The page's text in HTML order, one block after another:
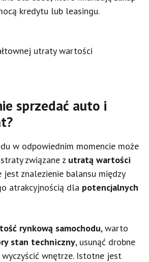
kredytu lub leasingu.
sprzedać auto i
w odpowiednim momencie może
związane z utratą wartości
jest znalezienie balansu między
atrakcyjnością dla potencjalnych
rynkową samochodu, warto
stan techniczny, usunąć drobne
wyczyścić wnętrze. Istotne jest